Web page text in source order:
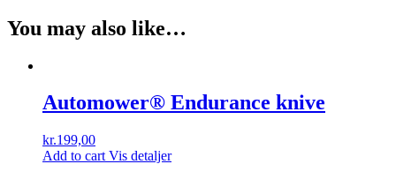
You may also like…
Automower® Endurance knive
kr.199,00
Add to cart Vis detaljer